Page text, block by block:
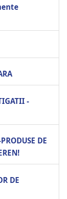
-
DE
DE